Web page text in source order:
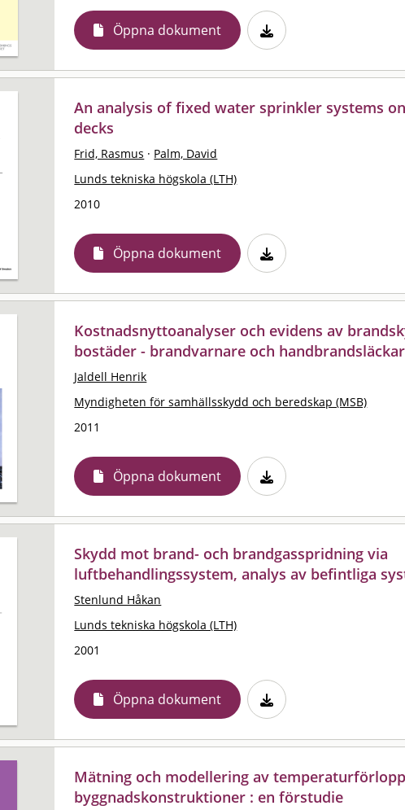
Öppna dokument
An analysis of fixed water sprinkler systems
decks
Frid, Rasmus · Palm, David
Lunds tekniska högskola (LTH)
2010
Öppna dokument
Kostnadsnyttoanalyser och evidens av
bostäder - brandvarnare och
Jaldell Henrik
Myndigheten för samhällsskydd och beredskap (MSB)
2011
Öppna dokument
Skydd mot brand- och brandgasspridning via
luftbehandlingssystem, analys av befintliga
Stenlund Håkan
Lunds tekniska högskola (LTH)
2001
Öppna dokument
Mätning och modellering av
byggnadskonstruktioner : en förstudie